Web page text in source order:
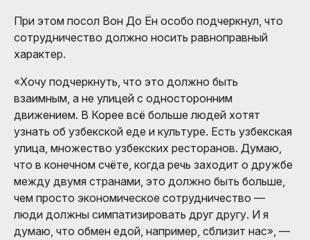
При этом посол Вон До Ён особо подчеркнул, что
сотрудничество должно носить равноправный
характер.
«Хочу подчеркнуть, что это должно быть
взаимным, а не улицей с односторонним
движением. В Корее всё больше людей хотят
узнать об узбекской еде и культуре. Есть узбекская
улица, множество узбекских ресторанов. Думаю,
что в конечном счёте, когда речь заходит о дружбе
между двумя странами, это должно быть больше,
чем просто экономическое сотрудничество —
люди должны симпатизировать друг другу. И я
думаю, что обмен едой, например, сблизит нас», —